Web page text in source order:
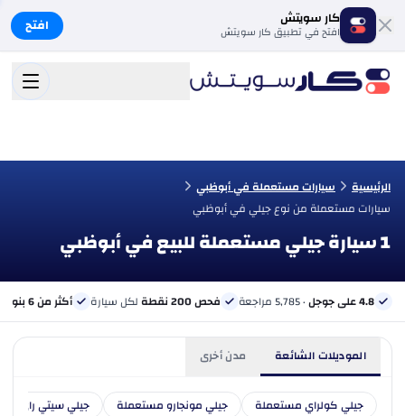
كار سويتش
افتح في تطبيق كار سويتش افتح
الرئيسية
سيارات مستعملة في أبوظبي
سيارات مستعملة من نوع جيلي في أبوظبي
1 سيارة جيلي مستعملة للبيع في أبوظبي
4.8 على جوجل · 5,785 مراجعة فحص 200 نقطة لكل سيارة أكثر من 6 بنوك
الموديلات الشائعة مدن أخرى
جيلي كولراي مستعملة جيلي مونجارو مستعملة جيلي سيتي راي